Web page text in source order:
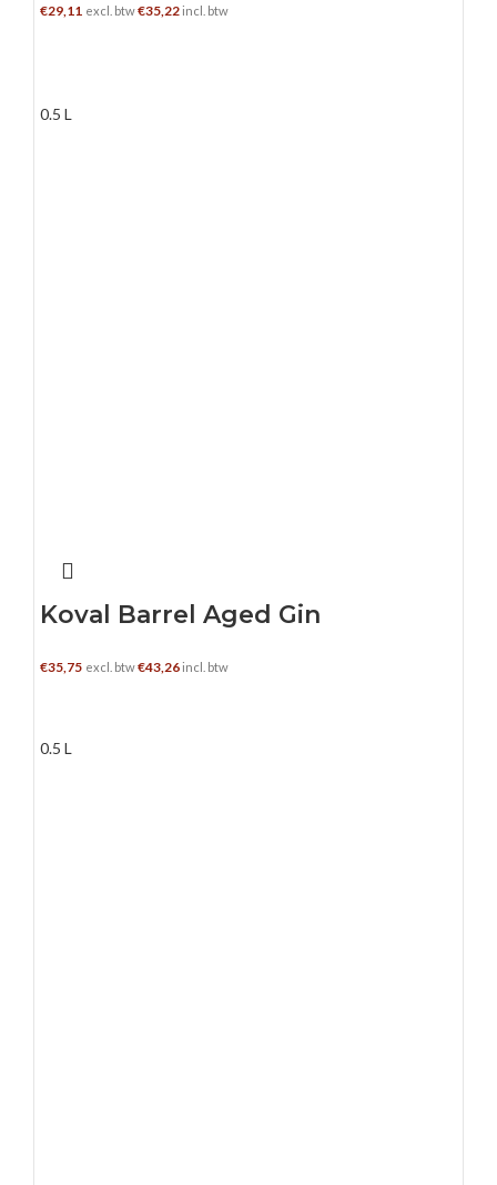
€29,11 excl. btw€35,22 incl. btw
0.5 L
Koval Barrel Aged Gin
€35,75 excl. btw€43,26 incl. btw
0.5 L